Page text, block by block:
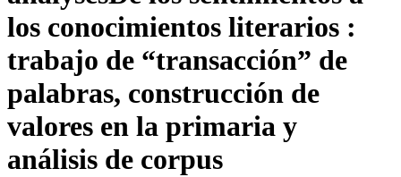
los conocimientos literarios :
trabajo de “transacción” de
palabras, construcción de
valores en la primaria y
análisis de corpus